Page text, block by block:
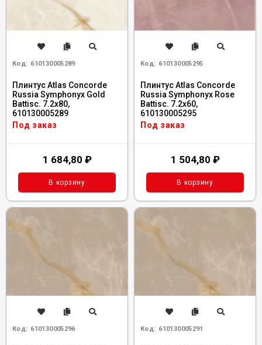
Код: 610130005289
Плинтус Atlas Concorde
Russia Symphonyx Gold
Battisc. 7.2x80,
610130005289
Под заказ
1 684,80 ₽
В корзину
Код: 610130005295
Плинтус Atlas Concorde
Russia Symphonyx Rose
Battisc. 7.2x60,
610130005295
Под заказ
1 504,80 ₽
В корзину
Код: 610130005296 Код: 610130005291